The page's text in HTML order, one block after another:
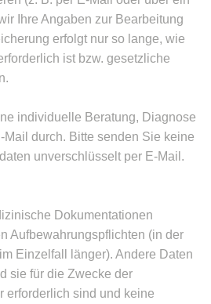
Ihre Angaben zur Bearbeitung
erfolgt nur so lange, wie
ist bzw. gesetzliche
individuelle Beratung, Diagnose
durch. Bitte senden Sie keine
unverschlüsselt per E-Mail.
Dokumentationen
Aufbewahrungspflichten (in der
Einzelfall länger). Andere Daten
sie für die Zwecke der
erforderlich sind und keine